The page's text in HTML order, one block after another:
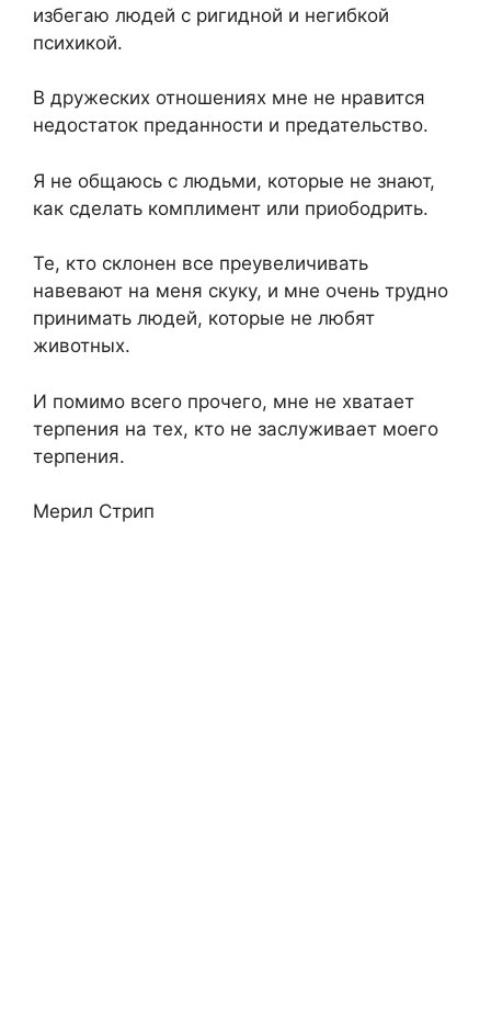
избегаю людей с ригидной и негибкой
психикой.
В дружеских отношениях мне не нравится
недостаток преданности и предательство.
Я не общаюсь с людьми, которые не знают,
как сделать комплимент или приободрить.
Те, кто склонен все преувеличивать
навевают на меня скуку, и мне очень трудно
принимать людей, которые не любят
животных.
И помимо всего прочего, мне не хватает
терпения на тех, кто не заслуживает моего
терпения.
Мерил Стрип